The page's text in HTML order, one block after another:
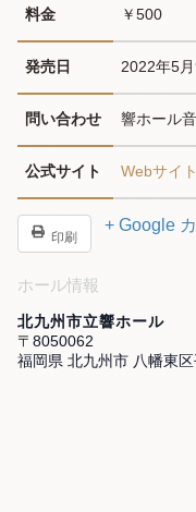
料金 ￥500
発売日 2022年5
問い合わせ 響ホール
公式サイト Webサイ
印刷
+ Google
ホール情報
北九州市立響ホール
〒8050062
福岡県 北九州市 八幡東